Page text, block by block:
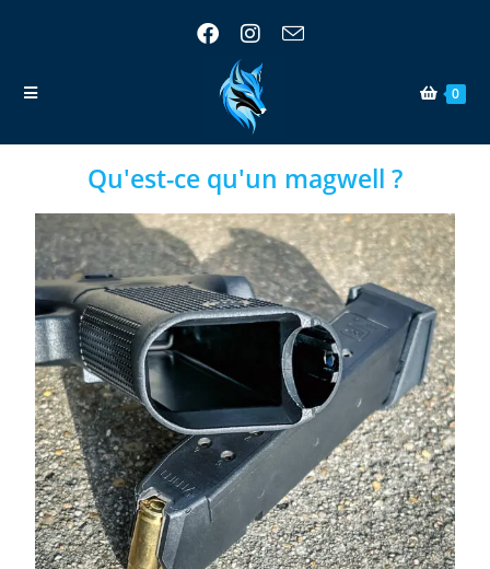
0
Qu'est-ce qu'un magwell ?